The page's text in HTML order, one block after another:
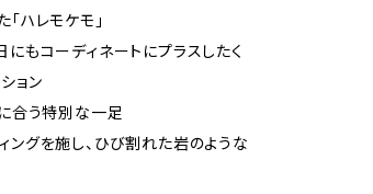
ハレモケモ」
にもコーディネートにプラスしたく
ョン
合う特別な一足
ングを施し、ひび割れた岩のような